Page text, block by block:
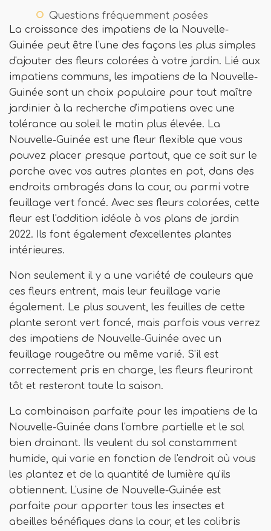
Questions fréquemment posées
La croissance des impatiens de la Nouvelle-
Guinée peut être l'une des façons les plus simples
d'ajouter des fleurs colorées à votre jardin. Lié aux
impatiens communs, les impatiens de la Nouvelle-
Guinée sont un choix populaire pour tout maître
jardinier à la recherche d'impatiens avec une
tolérance au soleil le matin plus élevée. La
Nouvelle-Guinée est une fleur flexible que vous
pouvez placer presque partout, que ce soit sur le
porche avec vos autres plantes en pot, dans des
endroits ombragés dans la cour, ou parmi votre
feuillage vert foncé. Avec ses fleurs colorées, cette
fleur est l'addition idéale à vos plans de jardin
2022. Ils font également d'excellentes plantes
intérieures.
Non seulement il y a une variété de couleurs que
ces fleurs entrent, mais leur feuillage varie
également. Le plus souvent, les feuilles de cette
plante seront vert foncé, mais parfois vous verrez
des impatiens de Nouvelle-Guinée avec un
feuillage rougeâtre ou même varié. S'il est
correctement pris en charge, les fleurs fleuriront
tôt et resteront toute la saison.
La combinaison parfaite pour les impatiens de la
Nouvelle-Guinée dans l'ombre partielle et le sol
bien drainant. Ils veulent du sol constamment
humide, qui varie en fonction de l'endroit où vous
les plantez et de la quantité de lumière qu'ils
obtiennent. L'usine de Nouvelle-Guinée est
parfaite pour apporter tous les insectes et
abeilles bénéfiques dans la cour, et les colibris